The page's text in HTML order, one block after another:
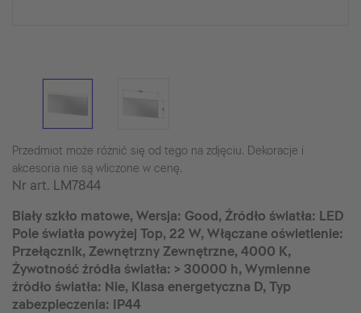
Przedmiot może różnić się od tego na zdjęciu. Dekoracje i
akcesoria nie są wliczone w cenę.
Nr art. LM7844
Biały szkło matowe, Wersja: Good, Źródło światła: LED
Pole światła powyżej Top, 22 W, Włączane oświetlenie:
Przełącznik, Zewnętrzny Zewnętrzne, 4000 K,
Żywotność źródła światła: > 30000 h, Wymienne
źródło światła: Nie, Klasa energetyczna D, Typ
zabezpieczenia: IP44